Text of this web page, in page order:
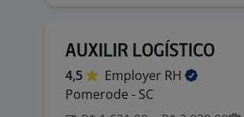
AUXILIR LOGÍSTICO
4,5 Employer RH
Pomerode - SC